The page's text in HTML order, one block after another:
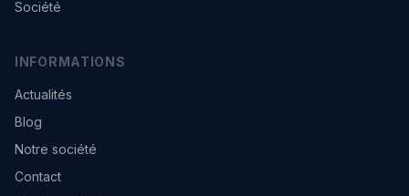
Société
INFORMATIONS
Actualités
Blog
Notre société
Contact